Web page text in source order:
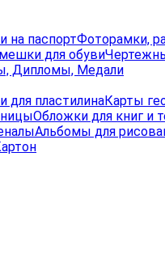
на паспортФоторамки,
для обуви
Дипломы, Медали
для пластилинаКарты
Обложки для книг и
Альбомы для